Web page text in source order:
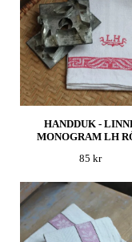
HANDDUK -
MONOGRAM LH
85 kr